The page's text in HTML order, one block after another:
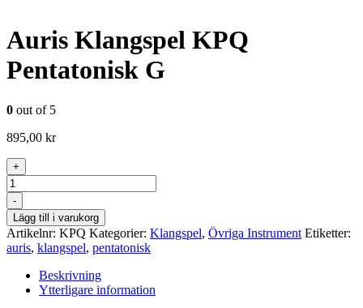
Auris Klangspel KPQ
Pentatonisk G
0 out of 5
895,00 kr
+
Antal
-
Lägg till i varukorg
Artikelnr: KPQ Kategorier: Klangspel, Övriga Instrument Etiketter:
auris, klangspel, pentatonisk
Beskrivning
Ytterligare information